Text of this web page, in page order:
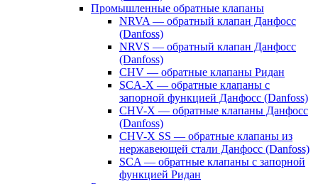
Промышленные обратные клапаны
NRVA — обратный клапан Данфосс
(Danfoss)
NRVS — обратный клапан Данфосс
(Danfoss)
CHV — обратные клапаны Ридан
SCA-X — обратные клапаны с
запорной функцией Данфосс (Danfoss)
CHV-X — обратные клапаны Данфосс
(Danfoss)
CHV-X SS — обратные клапаны из
нержавеющей стали Данфосс (Danfoss)
SCA — обратные клапаны с запорной
функцией Ридан